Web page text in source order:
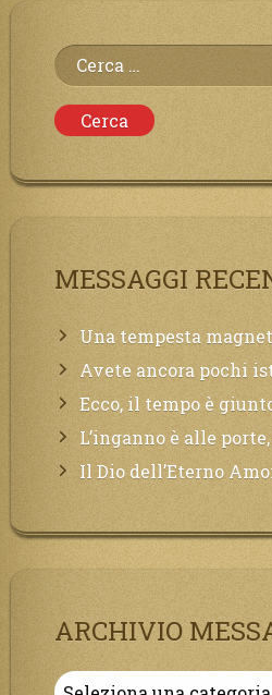
Ricerca
per:
MESSAGGI
Una tempesta magnetica è in corso, questa generazione patirà. Il
Avete ancora pochi istanti per convertirvi, non perdete tempo, la sciagura
Ecco, il tempo è giunto all’unione del Padre con il
L’inganno è alle porte, il disordine degli ordinati urlerà
Il Dio dell’Eterno Amore grida tutto il Suo bene per i
ARCHIVIO
Archivio